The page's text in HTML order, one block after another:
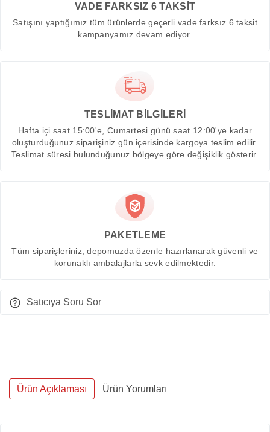
VADE FARKSIZ 6 TAKSİT
Satışını yaptığımız tüm ürünlerde geçerli vade farksız 6 taksit
kampanyamız devam ediyor.
TESLİMAT BİLGİLERİ
Hafta içi saat 15:00'e, Cumartesi günü saat 12:00'ye kadar
oluşturduğunuz siparişiniz gün içerisinde kargoya teslim edilir.
Teslimat süresi bulunduğunuz bölgeye göre değişiklik gösterir.
PAKETLEME
Tüm siparişleriniz, depomuzda özenle hazırlanarak güvenli ve
korunaklı ambalajlarla sevk edilmektedir.
Satıcıya Soru Sor
Ürün Açıklaması Ürün Yorumları